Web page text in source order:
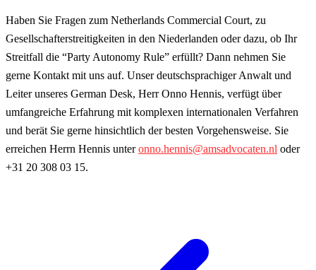
Haben Sie Fragen zum Netherlands Commercial Court, zu
Gesellschafterstreitigkeiten in den Niederlanden oder dazu, ob Ihr
Streitfall die “Party Autonomy Rule” erfüllt? Dann nehmen Sie
gerne Kontakt mit uns auf. Unser deutschsprachiger Anwalt und
Leiter unseres German Desk, Herr Onno Hennis, verfügt über
umfangreiche Erfahrung mit komplexen internationalen Verfahren
und berät Sie gerne hinsichtlich der besten Vorgehensweise. Sie
erreichen Herrn Hennis unteronno.hennis@amsadvocaten.nl oder
+31 20 308 03 15.